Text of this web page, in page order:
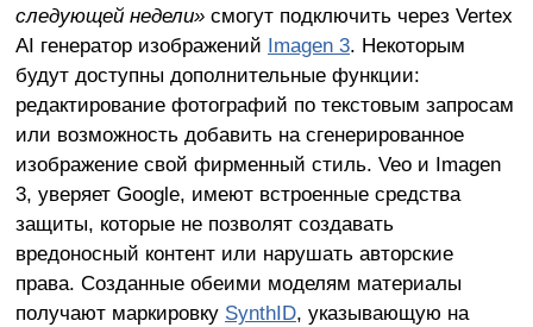
следующей недели»смогут подключить через Vertex
AI генератор изображений Imagen 3. Некоторым
будут доступны дополнительные функции:
редактирование фотографий по текстовым запросам
или возможность добавить на сгенерированное
изображение свой фирменный стиль. Veo и Imagen
3, уверяет Google, имеют встроенные средства
защиты, которые не позволят создавать
вредоносный контент или нарушать авторские
права. Созданные обеими моделям материалы
получают маркировку SynthID, указывающую на